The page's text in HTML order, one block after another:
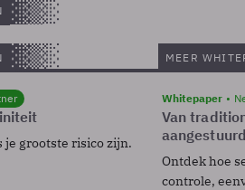
je grootste risico zijn.
MEER
Whitepaper
Van
Ontdek hoe
controle,